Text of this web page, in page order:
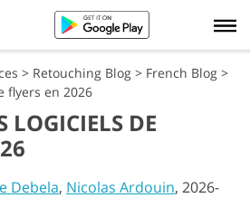
> Retouching Blog > French Blog >
flyers en 2026
LOGICIELS DE
Debela, Nicolas Ardouin, 2026-